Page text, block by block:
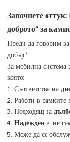
Започнете
доброто“ за
Преди да говорим
добър“.
За мобилна система
която:
Съответства на
Работи в рамките
Подходящ за
Надежден е, не
Може да се